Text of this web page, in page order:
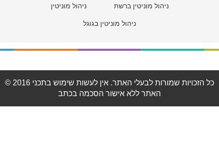
ניהול מוניטין ברשת ניהול מוניטין
ניהול מוניטין בגוגל
© 2016 כל הזכויות שמורות לבעלי האתר. אין לעשות שימוש בתכני
האתר ללא אישור הסכמה בכתב